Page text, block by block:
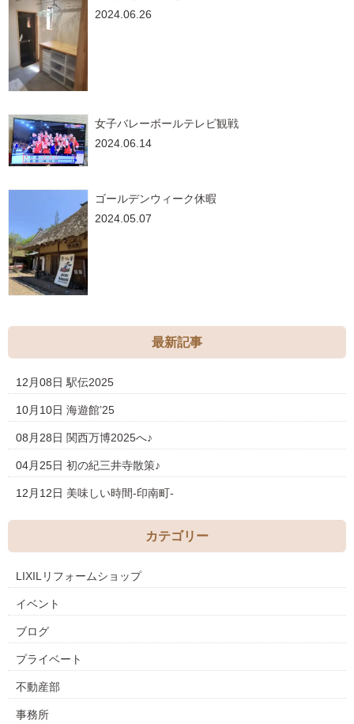
2024.06.26
女子バレーボールテレビ観戦
2024.06.14
ゴールデンウィーク休暇
2024.05.07
最新記事
12月08日 駅伝2025
10月10日 海遊館’25
08月28日 関西万博2025へ♪
04月25日 初の紀三井寺散策♪
12月12日 美味しい時間-印南町-
カテゴリー
LIXILリフォームショップ
イベント
ブログ
プライベート
不動産部
事務所